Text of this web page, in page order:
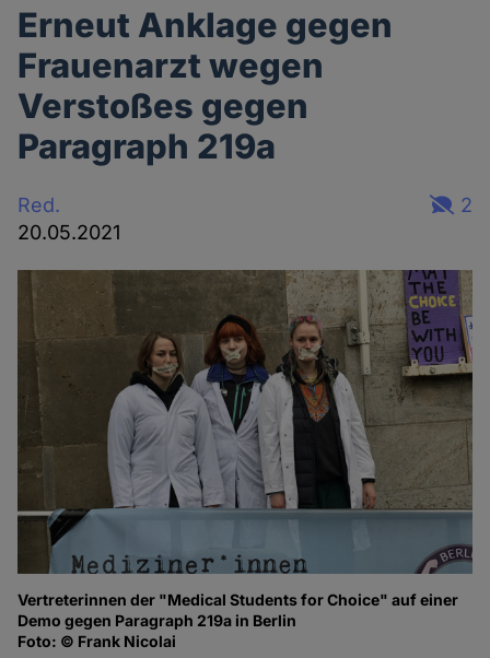
Erneut Anklage gegen
Frauenarzt wegen
Verstoßes gegen
Paragraph 219a
Red.
20.05.2021
2
Vertreterinnen der "Medical Students for Choice" auf einer
Demo gegen Paragraph 219a in Berlin
Foto: © Frank Nicolai